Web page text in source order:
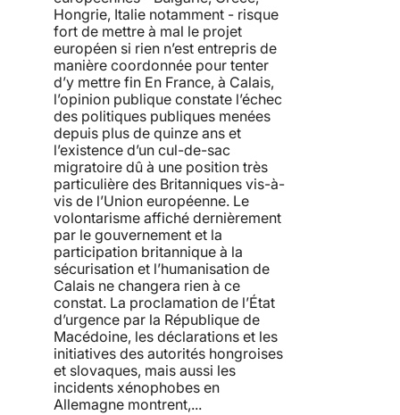
Hongrie, Italie notamment - risque
fort de mettre à mal le projet
européen si rien n’est entrepris de
manière coordonnée pour tenter
d’y mettre fin En France, à Calais,
l’opinion publique constate l’échec
des politiques publiques menées
depuis plus de quinze ans et
l’existence d’un cul-de-sac
migratoire dû à une position très
particulière des Britanniques vis-à-
vis de l’Union européenne. Le
volontarisme affiché dernièrement
par le gouvernement et la
participation britannique à la
sécurisation et l’humanisation de
Calais ne changera rien à ce
constat. La proclamation de l’État
d’urgence par la République de
Macédoine, les déclarations et les
initiatives des autorités hongroises
et slovaques, mais aussi les
incidents xénophobes en
Allemagne montrent,...